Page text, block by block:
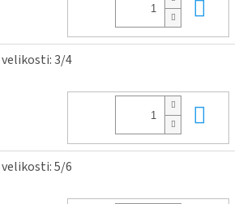
velikosti: 3/4
velikosti: 5/6